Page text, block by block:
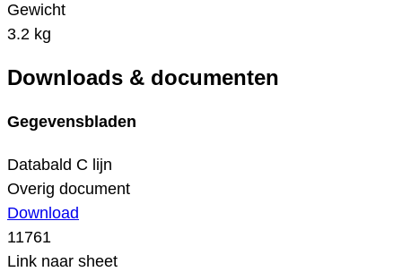
Gewicht
3.2 kg
Downloads & documenten
Gegevensbladen
Databald C lijn
Overig document
Download
11761
Link naar sheet